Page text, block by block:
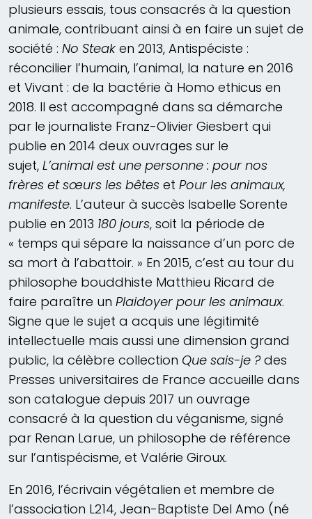
plusieurs essais, tous consacrés à la question
animale, contribuant ainsi à en faire un sujet de
société : No Steak en 2013, Antispéciste :
réconcilier l’humain, l’animal, la nature en 2016
et Vivant : de la bactérie à Homo ethicus en
2018. Il est accompagné dans sa démarche
par le journaliste Franz-Olivier Giesbert qui
publie en 2014 deux ouvrages sur le
sujet, L’animal est une personne : pour nos
frères et sœurs les bêtes et Pour les animaux,
manifeste. L’auteur à succès Isabelle Sorente
publie en 2013 180 jours, soit la période de
« temps qui sépare la naissance d’un porc de
sa mort à l’abattoir. » En 2015, c’est au tour du
philosophe bouddhiste Matthieu Ricard de
faire paraître un Plaidoyer pour les animaux.
Signe que le sujet a acquis une légitimité
intellectuelle mais aussi une dimension grand
public, la célèbre collection Que sais-je ?des
Presses universitaires de France accueille dans
son catalogue depuis 2017 un ouvrage
consacré à la question du véganisme, signé
par Renan Larue, un philosophe de référence
sur l’antispécisme, et Valérie Giroux.
En 2016, l’écrivain végétalien et membre de
l’association L214, Jean-Baptiste Del Amo (né